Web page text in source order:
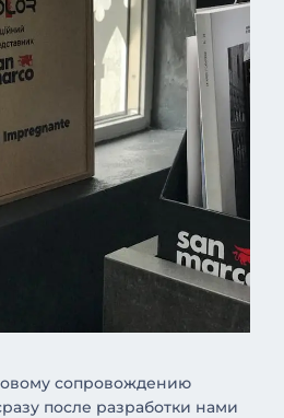
сопровождению
после разработки нами